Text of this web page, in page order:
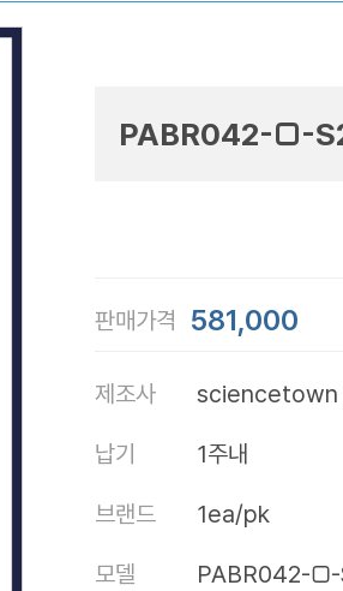
PABR042-□-
판매가격 581,000
제조사 sciencetown
납기 1주내
브랜드 1ea/pk
모델 PABR042-